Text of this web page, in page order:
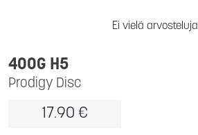
Ei vielä arvosteluja
Prodigy Disc
400G H5
17.90 €